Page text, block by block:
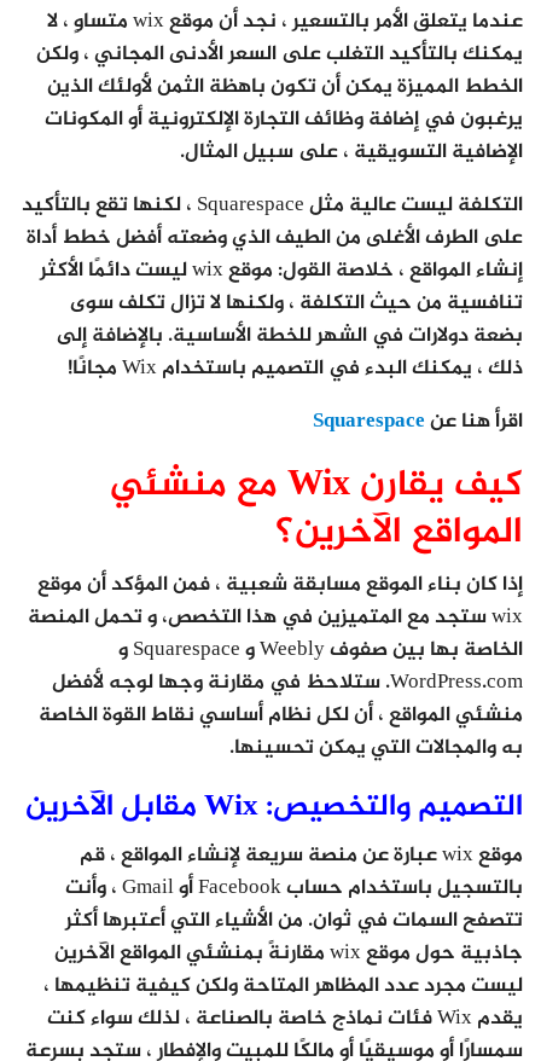
عندما يتعلق الأمر بالتسعير ، نجد أن موقع wix متساوٍ ، لا
يمكنك بالتأكيد التغلب على السعر الأدنى المجاني ، ولكن
الخطط المميزة يمكن أن تكون باهظة الثمن لأولئك الذين
يرغبون في إضافة وظائف التجارة الإلكترونية أو المكونات
الإضافية التسويقية ، على سبيل المثال.
التكلفة ليست عالية مثل Squarespace ، لكنها تقع بالتأكيد
على الطرف الأغلى من الطيف الذي وضعته أفضل خطط أداة
إنشاء المواقع ، خلاصة القول: موقع wix ليست دائمًا الأكثر
تنافسية من حيث التكلفة ، ولكنها لا تزال تكلف سوى
بضعة دولارات في الشهر للخطة الأساسية. بالإضافة إلى
ذلك ، يمكنك البدء في التصميم باستخدام Wix مجانًا!
اقرأ هنا عنSquarespace
كيف يقارن Wix مع منشئي
المواقع الآخرين؟
إذا كان بناء الموقع مسابقة شعبية ، فمن المؤكد أن موقع
wix ستجد مع المتميزين في هذا التخصص، و تحمل المنصة
الخاصة بها بين صفوف Weebly و Squarespace و
WordPress.com. ستلاحظ في مقارنة وجها لوجه لأفضل
منشئي المواقع ، أن لكل نظام أساسي نقاط القوة الخاصة
به والمجالات التي يمكن تحسينها.
التصميم والتخصيص: Wix مقابل الآخرين
موقع wix عبارة عن منصة سريعة لإنشاء المواقع ، قم
بالتسجيل باستخدام حساب Facebook أو Gmail ، وأنت
تتصفح السمات في ثوان. من الأشياء التي أعتبرها أكثر
جاذبية حول موقع wix مقارنةً بمنشئي المواقع الآخرين
ليست مجرد عدد المظاهر المتاحة ولكن كيفية تنظيمها ،
يقدم Wix فئات نماذج خاصة بالصناعة ، لذلك سواء كنت
سمسارًا أو موسيقيًا أو مالكًا للمبيت والإفطار ، ستجد بسرعة